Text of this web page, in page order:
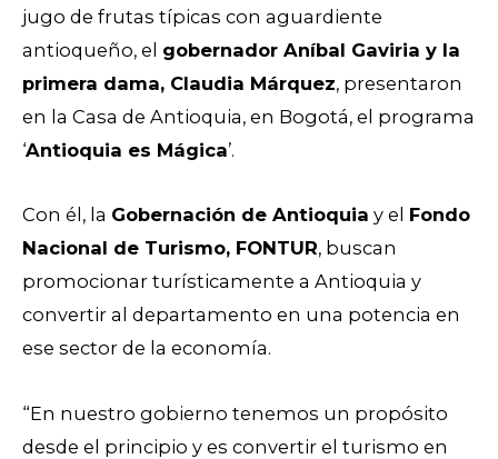
jugo de frutas típicas con aguardiente
antioqueño, el gobernador Aníbal Gaviria y la
primera dama, Claudia Márquez, presentaron
en la Casa de Antioquia, en Bogotá, el programa
‘Antioquia es Mágica’.
Con él, la Gobernación de Antioquia y el Fondo
Nacional de Turismo, FONTUR, buscan
promocionar turísticamente a Antioquia y
convertir al departamento en una potencia en
ese sector de la economía.
“En nuestro gobierno tenemos un propósito
desde el principio y es convertir el turismo en